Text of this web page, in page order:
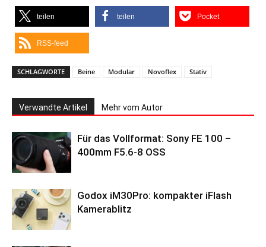
teilen teilen Pocket
RSS-feed
SCHLAGWORTE Beine Modular Novoflex Stativ
Verwandte Artikel Mehr vom Autor
Für das Vollformat: Sony FE 100 –
400mm F5.6-8 OSS
Godox iM30Pro: kompakter iFlash
Kamerablitz